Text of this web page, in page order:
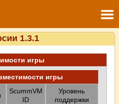
1.3.1
игры
игры
ScummVM
ID
Уровень
поддержки